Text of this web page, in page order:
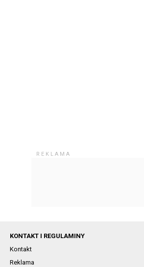
KONTAKT I REGULAMINY
Kontakt
Reklama